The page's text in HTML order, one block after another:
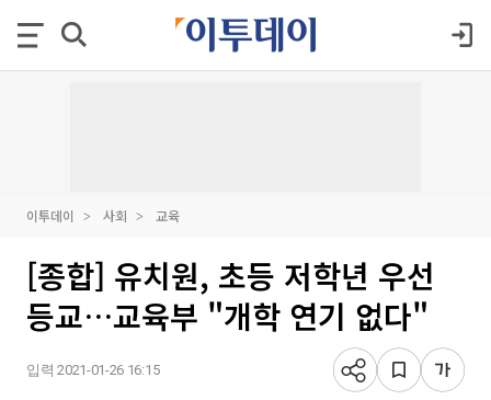
이투데이 사회 교육
[종합] 유치원, 초등 저학년 우선
등교…교육부 "개학 연기 없다"
입력 2021-01-26 16:15